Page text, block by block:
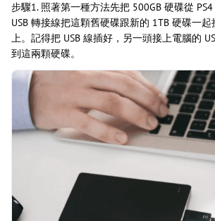
步驟1. 照著第一種方法先把 500GB 硬碟從
USB 轉接線把這顆舊硬碟跟新的 1TB 硬碟一
上。記得把 USB 線插好，另一頭接上電腦的
到這兩顆硬碟。